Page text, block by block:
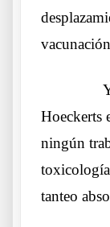
Hoeckerts
ningún
tanteo